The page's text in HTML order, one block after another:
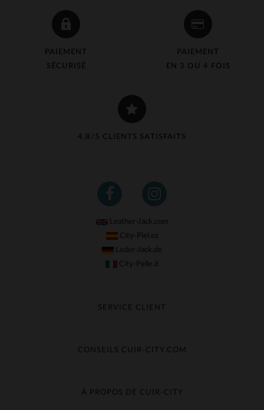
PAIEMENT
SÉCURISÉ
PAIEMENT
EN 3 OU 4 FOIS
4,8/5 CLIENTS SATISFAITS
Leather-Jack.com
City-Piel.es
Leder-Jack.de
City-Pelle.it
SERVICE CLIENT
Échange & Remboursement
Contacter le service client
CONSEILS CUIR-CITY.COM
Guide des matières
À PROPOS DE CUIR-CITY